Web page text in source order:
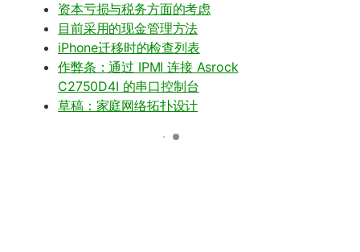
资本亏损与税务方面的考虑
目前采用的现金管理方法
iPhone迁移时的检查列表
作弊条：通过 IPMI 连接 Asrock
C2750D4I 的串口控制台
草稿：家庭网络拓扑设计